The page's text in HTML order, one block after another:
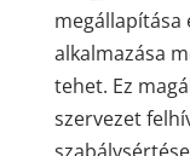
megállapítása
alkalmazása
tehet. Ez
szervezet